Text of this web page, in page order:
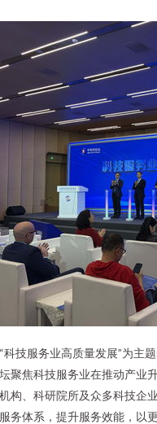
科技服务业高质量发展”为主
聚焦科技服务业在推动产业
构、科研院所及众多科技企
务体系，提升服务效能，以